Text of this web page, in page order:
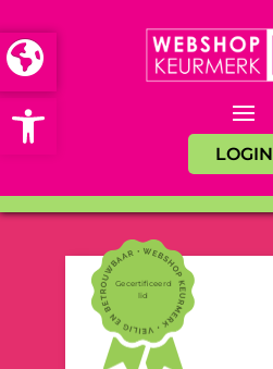
Open toolbar
LOGIN
Gecertificeerd
lid